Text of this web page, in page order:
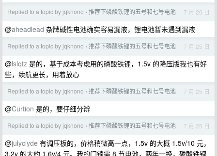
Replied to a topic by jqknono › 推荐下磷酸铁锂的五号和七号电池 7 月 26 日
@aheadlead 杂牌碱性电池确实容易漏液，锂电池暂未遇到漏液
Replied to a topic by jqknono › 推荐下磷酸铁锂的五号和七号电池 7 月 25 日
@lslqtz 是的，基于成本考虑用的磷酸铁锂，1.5v 的降压版我也有好
些，续航更长，用着放心
Replied to a topic by jqknono › 推荐下磷酸铁锂的五号和七号电池 7 月 25 日
@Curtion 是的，要仔细分辨
Replied to a topic by jqknono › 推荐下磷酸铁锂的五号和七号电池 7 月 25 日
@julyclyde 有调压板的，价格稍微高一点，1.5v 的大概 1.5v/10 元，
3.2v 的大约 1.6v/4 元。我的门锁需 8 节电池，两年一换，磷酸铁锂